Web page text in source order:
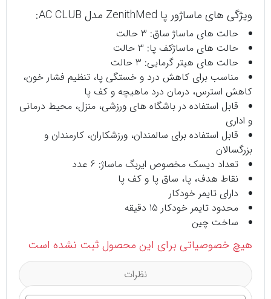
ویژگی های ماساژور پا ZenithMed مدل AC CLUB:
حالت های ماساژ ساق: 3 حالت
حالت های ماساژکف پا: 3 حالت
حالت های هیتر گرمایی: 3 حالت
مناسب برای کاهش درد و خستگی پا، تنظیم فشار خون،
کاهش استرس، درمان درد ماهیچه و کف پا
قابل استفاده در باشگاه های ورزشی، منزل، محیط درمانی
و اداری
قابل استفاده برای سالمندان، ورزشکاران، کارمندان و
بزرگسالان
تعداد دیسک مخصوص ایربگ ماساژ: 6 عدد
نقاط هدف، پا، ساق پا و کف پا
دارای تایمر خودکار
محدود تایمر خودکار 15 دقیقه
ساخت چین
هیچ خصوصیاتی برای این محصول ثبت نشده است
نظرات